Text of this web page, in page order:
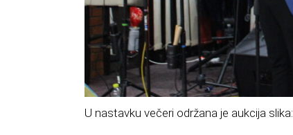
U nastavku večeri održana je aukcija slika: